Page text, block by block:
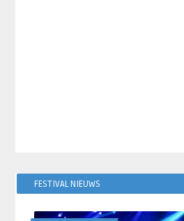
FESTIVAL NIEUWS